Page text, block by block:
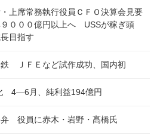
上席常務執行役員ＣＦＯ決算会見要
０００億円以上へ USSが稼ぎ頭
目指す
ＪＦＥなど試作成功、国内初
4―6月、純利益194億円
弁 役員に赤木・岩野・髙橋氏